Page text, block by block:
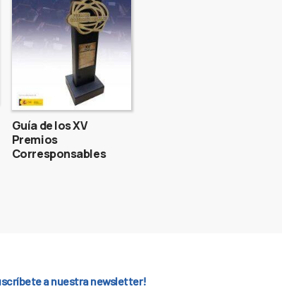
Guía de los XV
Premios
Corresponsables
a nuestra newsletter!